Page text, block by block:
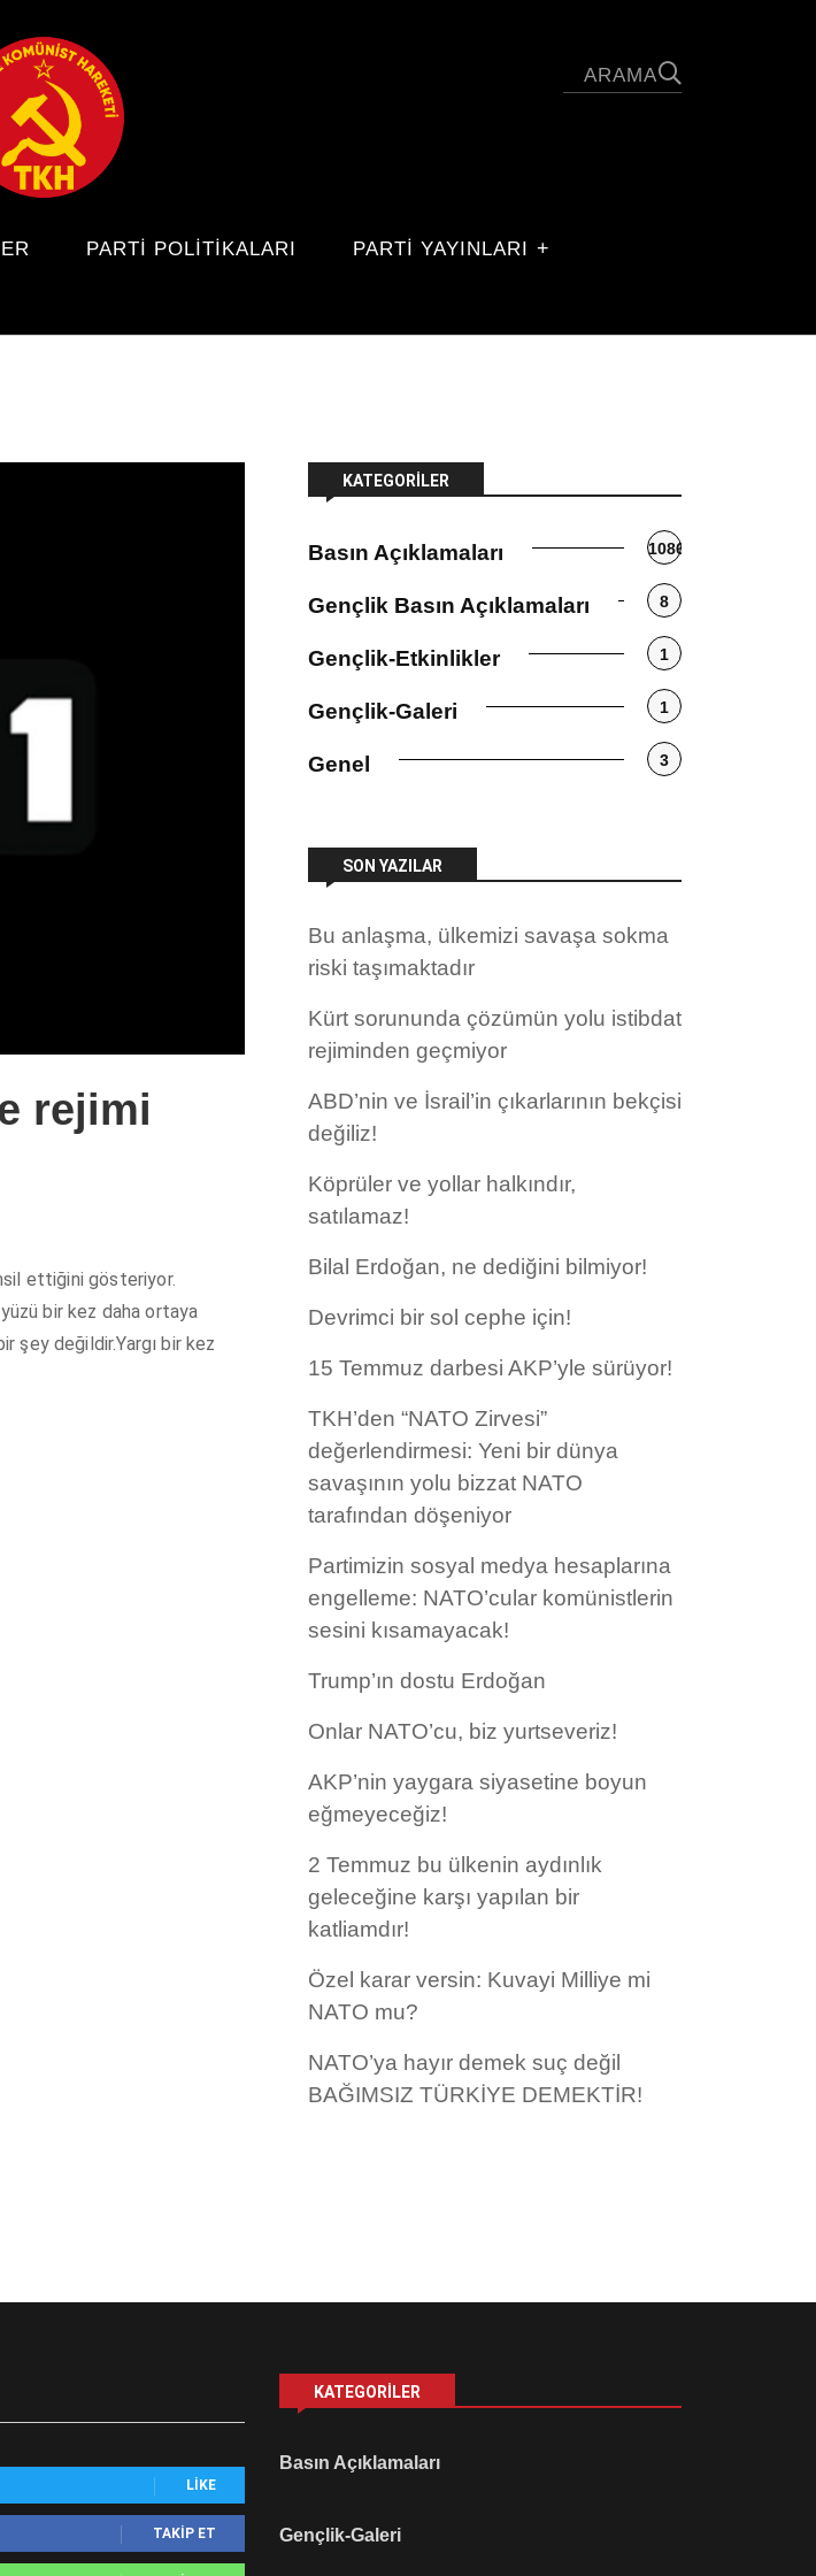
PARTI POLITIKALARI PARTİ YAYINLARI
rejimi
ettiğini gösteriyor.
bir kez daha ortaya
şey değildir.Yargı bir kez
KATEGORILER
Basın Açıklamaları 1086
Gençlik Basın Açıklamaları 8
Gençlik-Etkinlikler 1
Gençlik-Galeri 1
Genel 3
SON YAZILAR
Bu anlaşma, ülkemizi savaşa sokma
riski taşımaktadır
Kürt sorununda çözümün yolu istibdat
rejiminden geçmiyor
ABD’nin ve İsrail’in çıkarlarının bekçisi
değiliz!
Köprüler ve yollar halkındır,
satılamaz!
Bilal Erdoğan, ne dediğini bilmiyor!
Devrimci bir sol cephe için!
15 Temmuz darbesi AKP’yle sürüyor!
TKH’den “NATO Zirvesi”
değerlendirmesi: Yeni bir dünya
savaşının yolu bizzat NATO
tarafından döşeniyor
Partimizin sosyal medya hesaplarına
engelleme: NATO’cular komünistlerin
sesini kısamayacak!
Trump’ın dostu Erdoğan
Onlar NATO’cu, biz yurtseveriz!
AKP’nin yaygara siyasetine boyun
eğmeyeceğiz!
2 Temmuz bu ülkenin aydınlık
geleceğine karşı yapılan bir
katliamdır!
Özel karar versin: Kuvayi Milliye mi
NATO mu?
NATO’ya hayır demek suç değil
BAĞIMSIZ TÜRKİYE DEMEKTİR!
LIKE
TAKIP ET
KATEGORILER
Basın Açıklamaları
Gençlik-Galeri